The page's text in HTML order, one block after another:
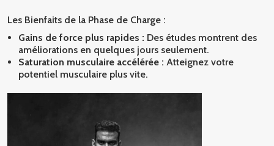
Les Bienfaits de la Phase de Charge :
Gains de force plus rapides : Des études montrent des
améliorations en quelques jours seulement.
Saturation musculaire accélérée : Atteignez votre
potentiel musculaire plus vite.